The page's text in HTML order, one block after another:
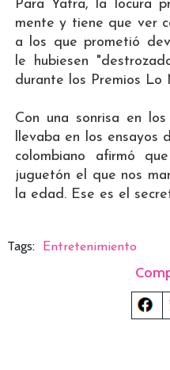
Para Yatra, la locura
mente y tiene que ver
a los que prometió
le hubiesen
durante los Premios Lo
Con una sonrisa en
llevaba en los
colombiano afirmó
juguetón el que nos
la edad. Ese es el
Tags: Entretenimiento